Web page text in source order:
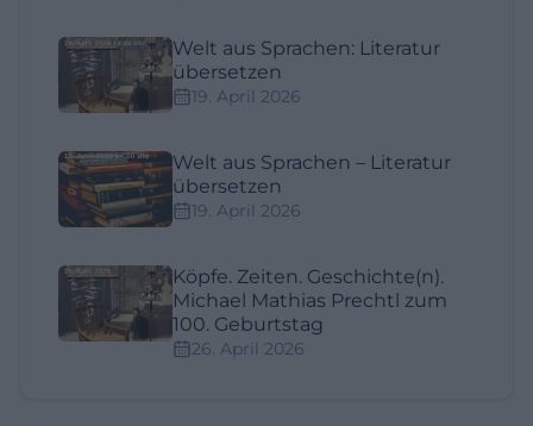
Welt aus Sprachen: Literatur
übersetzen
19. April 2026
Welt aus Sprachen – Literatur
übersetzen
19. April 2026
Köpfe. Zeiten. Geschichte(n).
Michael Mathias Prechtl zum
100. Geburtstag
26. April 2026